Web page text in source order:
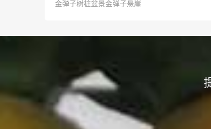
金弹子树桩盆景金弹子悬崖